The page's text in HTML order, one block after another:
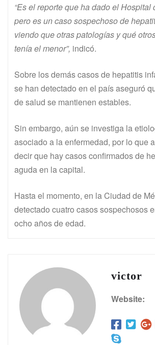
“Es el reporte que ha dado el Hospital
pero es un caso sospechoso de
viendo que otras patologías y qué
tenía el menor”, indicó.
Sobre los demás casos de hepatitis
se han detectado en el país aseguró
de salud se mantienen estables.
Sin embargo, aún se investiga la
asociado a la enfermedad, por lo que
decir que hay casos confirmados de
aguda en la capital.
Hasta el momento, en la Ciudad de
detectado cuatro casos sospechosos
ocho años de edad.
victor
Website: